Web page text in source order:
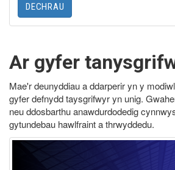
DECHRAU
Ar gyfer
Mae'r deunyddiau a ddarperir yn y
gyfer defnydd taysgrifwyr yn unig.
neu ddosbarthu anawdurdodedig
gytundebau hawlfraint a thrwyddedu.